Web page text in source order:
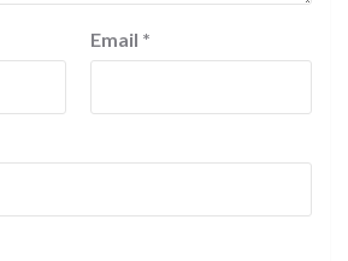
Email *